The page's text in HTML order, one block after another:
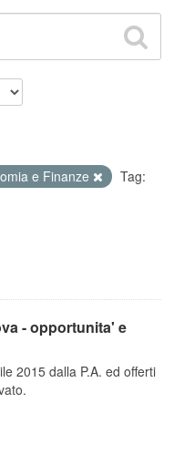
e Finanze
Tag:
- opportunita' e
2015 dalla P.A. ed offerti